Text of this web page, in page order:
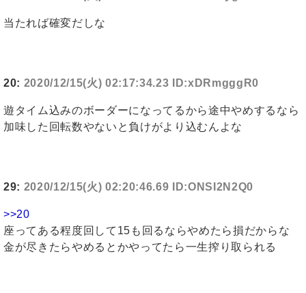
当たれば確変だしな
20: 2020/12/15(火) 02:17:34.23 ID:xDRmgggR0
遊タイム込みのボーダーになってるから途中やめするなら
加味した回転数やないと負けがより込むんよな
29: 2020/12/15(火) 02:20:46.69 ID:ONSI2N2Q0
>>20
座ってある程度回して15も回るならやめたら損だからな
金が尽きたらやめるとかやってたら一生搾り取られる